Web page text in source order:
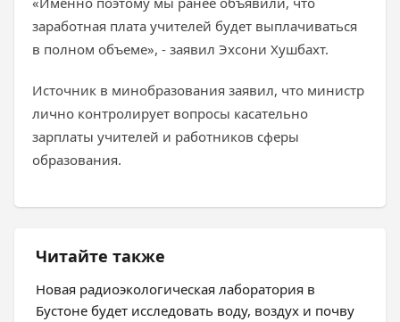
заработная плата учителей будет выплачиваться
в полном объеме», - заявил Эхсони Хушбахт.
Источник в минобразования заявил, что министр
лично контролирует вопросы касательно
зарплаты учителей и работников сферы
образования.
Читайте также
Новая радиоэкологическая лаборатория в
Бустоне будет исследовать воду, воздух и почву